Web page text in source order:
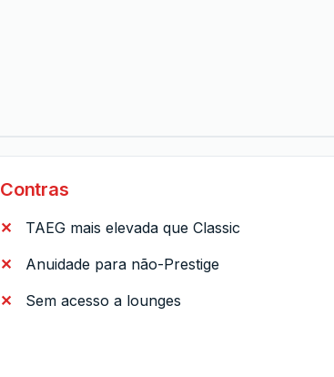
Contras
TAEG mais elevada que Classic
Anuidade para não-Prestige
Sem acesso a lounges